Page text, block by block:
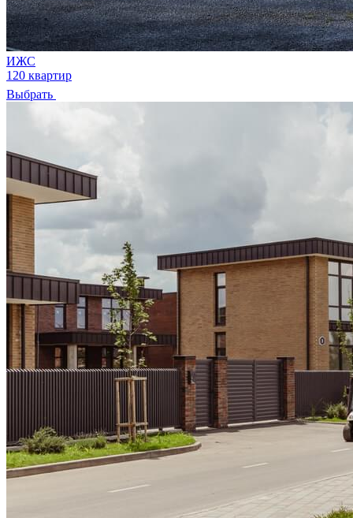
ИЖС
120 квартир
Выбрать